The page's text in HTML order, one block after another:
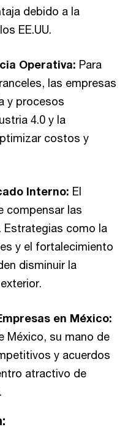
debido a la
EE.UU.
Operativa: Para
las empresas
y procesos
4.0 y la
costos y
Interno: El
compensar las
Estrategias como la
y el fortalecimiento
disminuir la
en México:
México, su mano de
y acuerdos
atractivo de